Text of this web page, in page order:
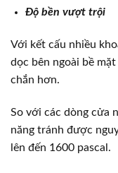
Độ bền vượt trội
Với kết cấu nhiều
dọc bên ngoài bề
chắn hơn.
So với các dòng cửa
năng tránh được
lên đến 1600 pascal.